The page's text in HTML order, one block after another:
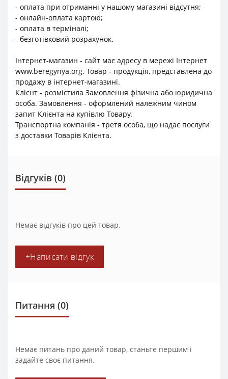
- оплата при отриманні у нашому магазині відсутня;
- онлайн-оплата картою;
- оплата в терміналі;
- безготівковий розрахунок.
Інтернет-магазин - сайт має адресу в мережі Інтернет
www.beregynya.org. Товар - продукція, представлена до
продажу в інтернет-магазині.
Клієнт - розмістила Замовлення фізична або юридична
особа. Замовлення - оформлений належним чином
запит Клієнта на купівлю Товару.
Транспортна компанія - третя особа, що надає послуги
з доставки Товарів Клієнта.
Відгуків (0)
Немає відгуків про цей товар.
+Написати відгук
Питання (0)
Немає питань про даний товар, станьте першим і
задайте своє питання.